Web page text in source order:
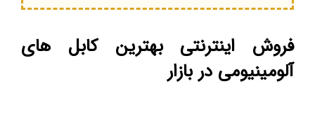
فروش اینترنتی بهترین کابل های
آلومینیومی در بازار